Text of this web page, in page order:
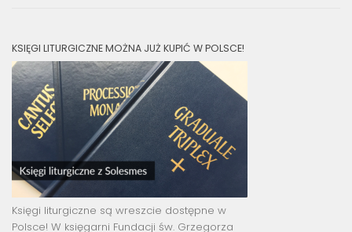
KSIĘGI LITURGICZNE MOŻNA JUŻ KUPIĆ W POLSCE!
Księgi liturgiczne są wreszcie dostępne w
Polsce! W księgarni Fundacji św. Grzegorza